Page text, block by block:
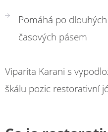
Pomáhá po
časových pásem
Viparita Karani s
škálu pozic restorativní